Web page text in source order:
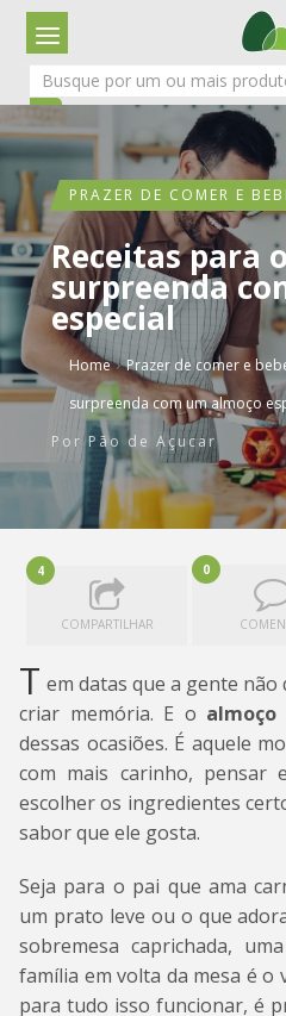
PRAZER DE COMER E
Receitas para
surpreenda
especial
Home › Prazer de comer e
surpreenda com um almoço
Por Pão de Açucar
4
COMPARTILHAR
0
T em datas que a gente
criar memória. E o almoço
dessas ocasiões. É aquele
com mais carinho, pensar
escolher os ingredientes
sabor que ele gosta.
Seja para o pai que ama
um prato leve ou o que
sobremesa caprichada,
família em volta da mesa é o
para tudo isso funcionar, é